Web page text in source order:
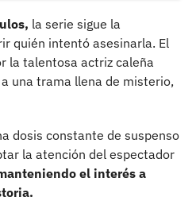
la serie sigue la
quién intentó asesinarla. El
la talentosa actriz caleña
una trama llena de misterio,
dosis constante de suspenso
la atención del espectador
el interés a